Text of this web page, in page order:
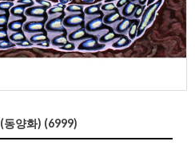
동양화) (6999)